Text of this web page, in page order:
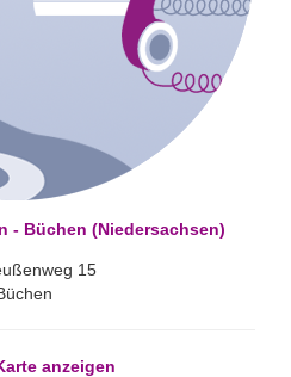
- Büchen (Niedersachsen)
15
anzeigen